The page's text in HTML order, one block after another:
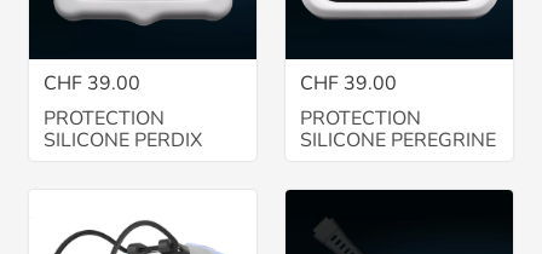
CHF 39.00
PROTECTION
SILICONE PERDIX
CHF 39.00
PROTECTION
SILICONE PEREGRINE